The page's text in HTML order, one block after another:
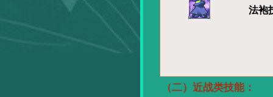
法袍
（二）近战类技能：